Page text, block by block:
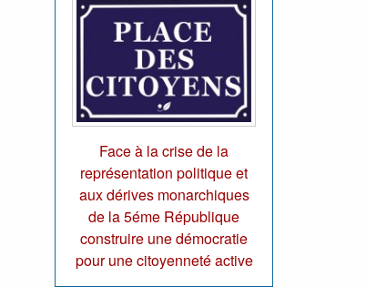
Face à la crise de la
représentation politique et
aux dérives monarchiques
de la 5éme République
construire une démocratie
pour une citoyenneté active